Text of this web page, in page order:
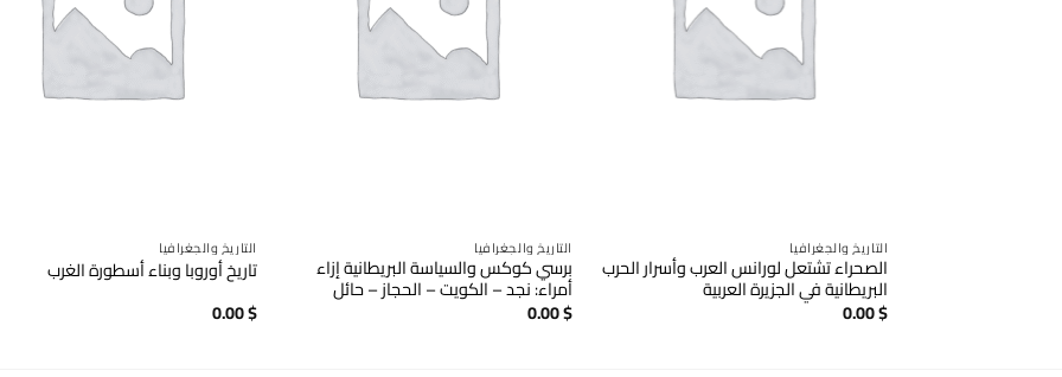
التاريخ والجغرافيا
الصحراء تشتعل لورانس العرب وأسرار الحرب
البريطانية في الجزيرة العربية
0.00$
التاريخ والجغرافيا
برسي كوكس والسياسة البريطانية إزاء
أمراء: نجد – الكويت – الحجاز – حائل
0.00$
التاريخ والجغرافيا
تاريخ أوروبا وبناء أسطورة الغرب
0.00$